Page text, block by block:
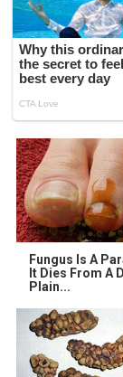
Fungus Is A
It Dies From A
Plain...